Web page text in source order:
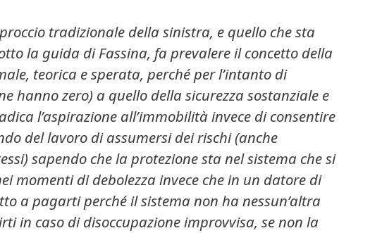
tradizionale della sinistra, e quello che sta
la guida di Fassina, fa prevalere il concetto della
teorica e sperata, perché per l’intanto di
hanno zero) a quello della sicurezza sostanziale e
l’aspirazione all’immobilità invece di consentire
del lavoro di assumersi dei rischi (anche
sapendo che la protezione sta nel sistema che si
momenti di debolezza invece che in un datore di
a pagarti perché il sistema non ha nessun’altra
in caso di disoccupazione improvvisa, se non la